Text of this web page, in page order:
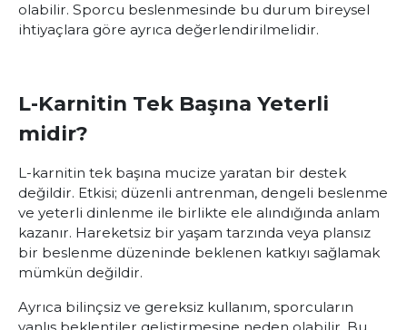
olabilir. Sporcu beslenmesinde bu durum bireysel
ihtiyaçlara göre ayrıca değerlendirilmelidir.
L-Karnitin Tek Başına Yeterli
midir?
L-karnitin tek başına mucize yaratan bir destek
değildir. Etkisi; düzenli antrenman, dengeli beslenme
ve yeterli dinlenme ile birlikte ele alındığında anlam
kazanır. Hareketsiz bir yaşam tarzında veya plansız
bir beslenme düzeninde beklenen katkıyı sağlamak
mümkün değildir.
Ayrıca bilinçsiz ve gereksiz kullanım, sporcuların